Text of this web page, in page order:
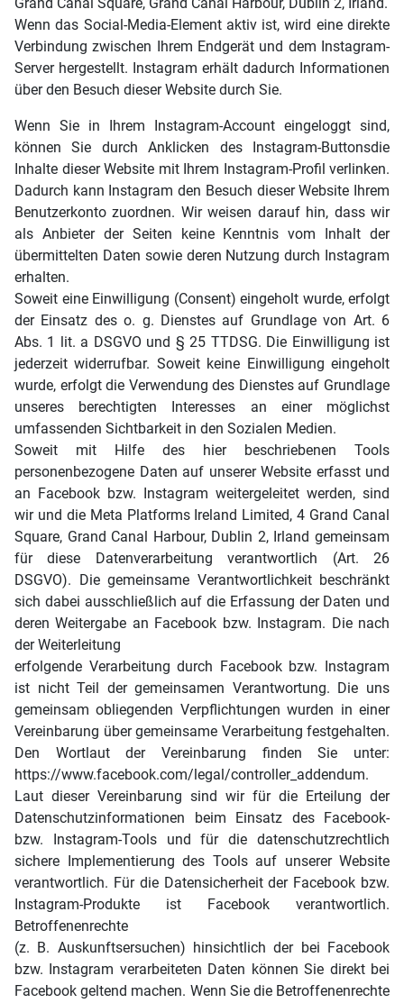
Wenn das Social-Media-Element aktiv ist, wird eine direkte
Verbindung zwischen Ihrem Endgerät und dem Instagram-
Server hergestellt. Instagram erhält dadurch Informationen
über den Besuch dieser Website durch Sie.
Wenn Sie in Ihrem Instagram-Account eingeloggt sind,
können Sie durch Anklicken des Instagram-Buttonsdie
Inhalte dieser Website mit Ihrem Instagram-Profil verlinken.
Dadurch kann Instagram den Besuch dieser Website Ihrem
Benutzerkonto zuordnen. Wir weisen darauf hin, dass wir
als Anbieter der Seiten keine Kenntnis vom Inhalt der
übermittelten Daten sowie deren Nutzung durch Instagram
erhalten.
Soweit eine Einwilligung (Consent) eingeholt wurde, erfolgt
der Einsatz des o. g. Dienstes auf Grundlage von Art. 6
Abs. 1 lit. a DSGVO und § 25 TTDSG. Die Einwilligung ist
jederzeit widerrufbar. Soweit keine Einwilligung eingeholt
wurde, erfolgt die Verwendung des Dienstes auf Grundlage
unseres berechtigten Interesses an einer möglichst
umfassenden Sichtbarkeit in den Sozialen Medien.
Soweit mit Hilfe des hier beschriebenen Tools
personenbezogene Daten auf unserer Website erfasst und
an Facebook bzw. Instagram weitergeleitet werden, sind
wir und die Meta Platforms Ireland Limited, 4 Grand Canal
Square, Grand Canal Harbour, Dublin 2, Irland gemeinsam
für diese Datenverarbeitung verantwortlich (Art. 26
DSGVO). Die gemeinsame Verantwortlichkeit beschränkt
sich dabei ausschließlich auf die Erfassung der Daten und
deren Weitergabe an Facebook bzw. Instagram. Die nach
der Weiterleitung
erfolgende Verarbeitung durch Facebook bzw. Instagram
ist nicht Teil der gemeinsamen Verantwortung. Die uns
gemeinsam obliegenden Verpflichtungen wurden in einer
Vereinbarung über gemeinsame Verarbeitung festgehalten.
Den Wortlaut der Vereinbarung finden Sie unter:
https://www.facebook.com/legal/controller_addendum.
Laut dieser Vereinbarung sind wir für die Erteilung der
Datenschutzinformationen beim Einsatz des Facebook-
bzw. Instagram-Tools und für die datenschutzrechtlich
sichere Implementierung des Tools auf unserer Website
verantwortlich. Für die Datensicherheit der Facebook bzw.
Instagram-Produkte ist Facebook verantwortlich.
Betroffenenrechte
(z. B. Auskunftsersuchen) hinsichtlich der bei Facebook
bzw. Instagram verarbeiteten Daten können Sie direkt bei
Facebook geltend machen. Wenn Sie die Betroffenenrechte